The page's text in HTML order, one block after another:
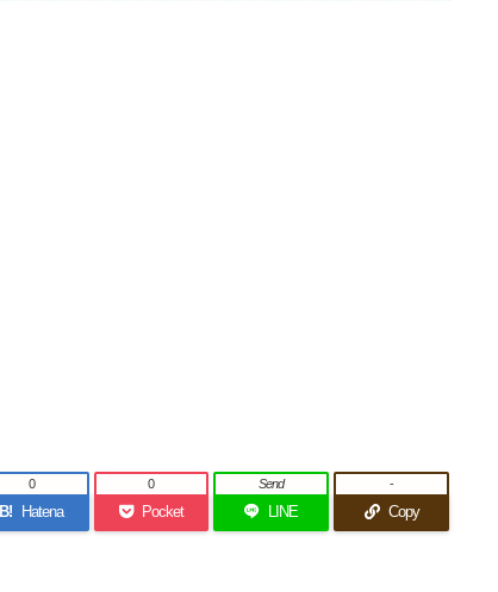
B! Hatena
0
Pocket
0
LINE
Send
Copy
-